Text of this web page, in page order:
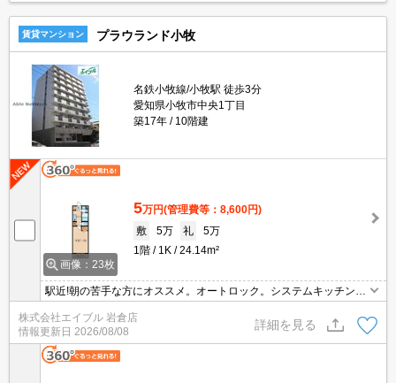
賃貸マンション プラウランド小牧
名鉄小牧線/小牧駅 徒歩3分
愛知県小牧市中央1丁目
築17年
10階建
画像：23枚
5万円(管理費等：8,600円)
敷
5万 礼
5万
1階
1K 24.14m²
駅近!朝の苦手な方にオススメ。オートロック。システムキッチン。
に発生)。共益費に水道代含む。
株式会社エイブル 岩倉店
情報更新日 2026/08/08
詳細を見る